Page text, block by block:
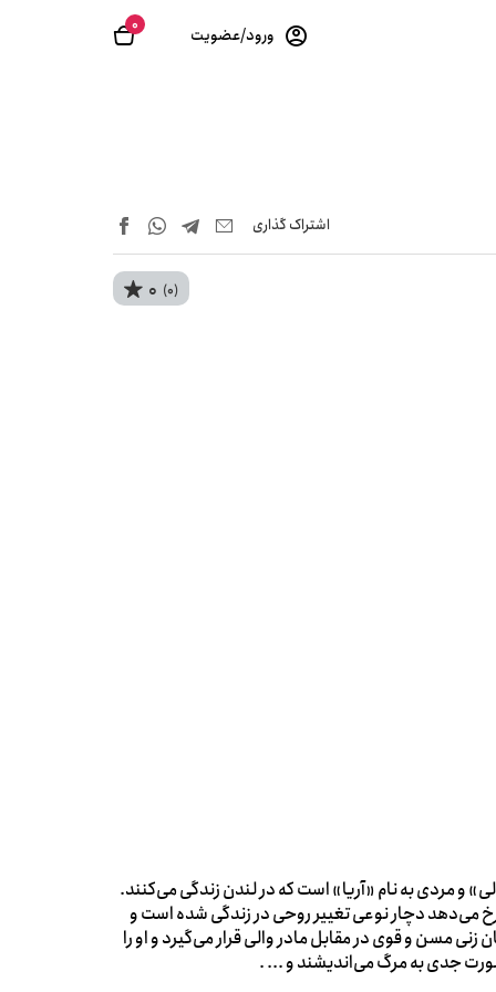
0 ورود/عضویت
اشتراک‌ گذاری
0 (0)
و مردی به نام «آریا» است که در لندن زندگی می‌کنند.
می‌دهد دچار نوعی تغییر روحی در زندگی شده است و
مسن و قوی در مقابل مادر والی قرار می‌گیرد و او را
جدی به مرگ می‌اندیشند و ... .